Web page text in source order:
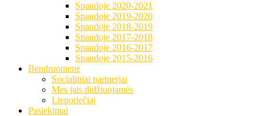
Spaudoje 2020-2021
Spaudoje 2019-2020
Spaudoje 2018-2019
Spaudoje 2017-2018
Spaudoje 2016-2017
Spaudoje 2015-2016
Bendruomenė
Socialiniai partneriai
Mes jais didžiuojamės
Lieporiečiai
Pasiekimai